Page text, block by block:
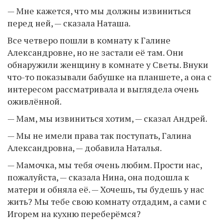
— Мне кажется, что мы должны извиниться
перед ней, — сказала Наташа.
Все четверо пошли в комнату к Галине
Александровне, но не застали её там. Они
обнаружили женщину в комнате у Светы. Внуки
что-то показывали бабушке на планшете, а она с
интересом рассматривала и выглядела очень
оживлённой.
— Мам, мы извиниться хотим, — сказал Андрей.
— Мы не имели права так поступать, Галина
Александровна, — добавила Наталья.
— Мамочка, мы тебя очень любим. Прости нас,
пожалуйста, — сказала Нина, она подошла к
матери и обняла её. — Хочешь, ты будешь у нас
жить? Мы тебе свою комнату отдадим, а сами с
Игорем на кухню переберёмся?